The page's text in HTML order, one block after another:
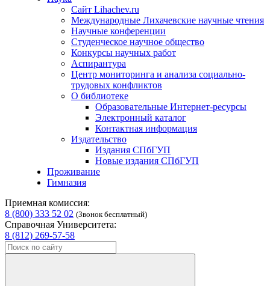
Сайт Lihachev.ru
Международные Лихачевские научные чтения
Научные конференции
Студенческое научное общество
Конкурсы научных работ
Аспирантура
Центр мониторинга и анализа социально-
трудовых конфликтов
О библиотеке
Образовательные Интернет-ресурсы
Электронный каталог
Контактная информация
Издательство
Издания СПбГУП
Новые издания СПбГУП
Проживание
Гимназия
Приемная комиссия:
8 (800) 333 52 02 (Звонок бесплатный)
Справочная Университета:
8 (812) 269-57-58